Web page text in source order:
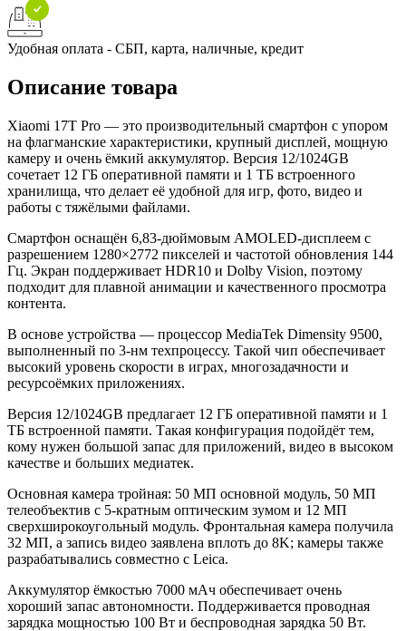
Удобная оплата - СБП, карта, наличные, кредит
Описание товара
Xiaomi 17T Pro — это производительный смартфон с упором
на флагманские характеристики, крупный дисплей, мощную
камеру и очень ёмкий аккумулятор. Версия 12/1024GB
сочетает 12 ГБ оперативной памяти и 1 ТБ встроенного
хранилища, что делает её удобной для игр, фото, видео и
работы с тяжёлыми файлами.
Смартфон оснащён 6,83-дюймовым AMOLED-дисплеем с
разрешением 1280×2772 пикселей и частотой обновления 144
Гц. Экран поддерживает HDR10 и Dolby Vision, поэтому
подходит для плавной анимации и качественного просмотра
контента.
В основе устройства — процессор MediaTek Dimensity 9500,
выполненный по 3-нм техпроцессу. Такой чип обеспечивает
высокий уровень скорости в играх, многозадачности и
ресурсоёмких приложениях.
Версия 12/1024GB предлагает 12 ГБ оперативной памяти и 1
ТБ встроенной памяти. Такая конфигурация подойдёт тем,
кому нужен большой запас для приложений, видео в высоком
качестве и больших медиатек.
Основная камера тройная: 50 МП основной модуль, 50 МП
телеобъектив с 5-кратным оптическим зумом и 12 МП
сверхширокоугольный модуль. Фронтальная камера получила
32 МП, а запись видео заявлена вплоть до 8K; камеры также
разрабатывались совместно с Leica.
Аккумулятор ёмкостью 7000 мАч обеспечивает очень
хороший запас автономности. Поддерживается проводная
зарядка мощностью 100 Вт и беспроводная зарядка 50 Вт.